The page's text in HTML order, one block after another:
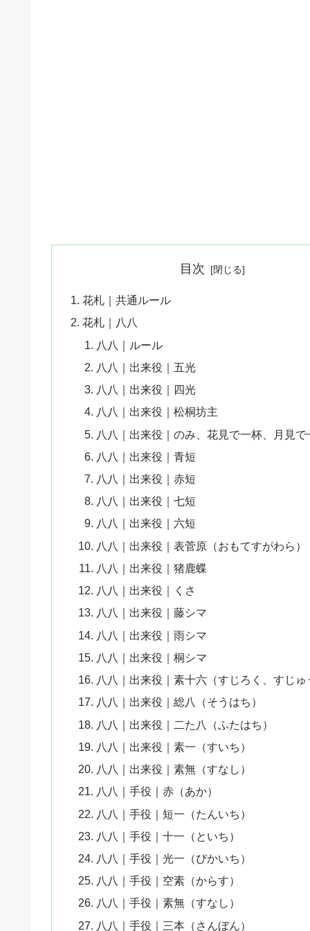
目次
花札｜共通ルール
花札｜八八
八八｜ルール
八八｜出来役｜五光
八八｜出来役｜四光
八八｜出来役｜松桐坊主
八八｜出来役｜のみ、花見で一杯、月見で
八八｜出来役｜青短
八八｜出来役｜赤短
八八｜出来役｜七短
八八｜出来役｜六短
八八｜出来役｜表菅原（おもてすがわら）
八八｜出来役｜猪鹿蝶
八八｜出来役｜くさ
八八｜出来役｜藤シマ
八八｜出来役｜雨シマ
八八｜出来役｜桐シマ
八八｜出来役｜素十六（すじろく、すじゅ
八八｜出来役｜総八（そうはち）
八八｜出来役｜二た八（ふたはち）
八八｜出来役｜素一（すいち）
八八｜出来役｜素無（すなし）
八八｜手役｜赤（あか）
八八｜手役｜短一（たんいち）
八八｜手役｜十一（といち）
八八｜手役｜光一（ぴかいち）
八八｜手役｜空素（からす）
八八｜手役｜素無（すなし）
八八｜手役｜三本（さんぼん）